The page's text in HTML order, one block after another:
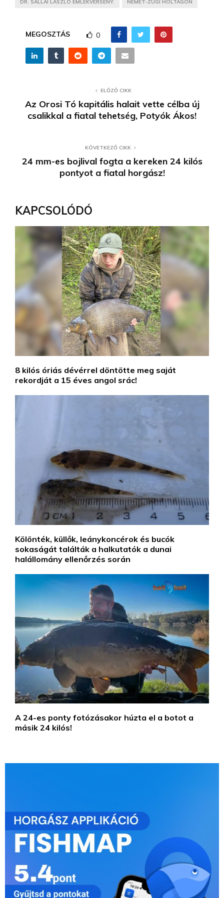
DR. SALLAI LÁSZLÓ EMLÉKVERSENY. NÉMET-ZUGI HOLTÁGON
MEGOSZTÁS 0
ELŐZŐ CIKK
Az Orosi Tó kapitális halait vette célba új
csalikkal a fiatal tehetség, Potyók Ákos!
KÖVETKEZŐ CIKK
24 mm-es bojlival fogta a kereken 24 kilós
pontyot a fiatal horgász!
KAPCSOLÓDÓ
8 kilós óriás dévérrel döntötte meg saját
rekordját a 15 éves angol srác!
Kölönték, küllők, leánykoncérok és bucók
sokaságát találták a halkutatók a dunai
halállomány ellenőrzés során
A 24-es ponty fotózásakor húzta el a botot a
másik 24 kilós!